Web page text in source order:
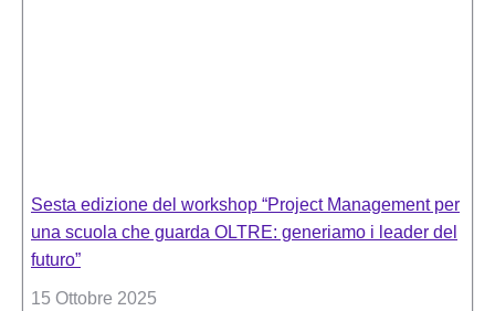
Sesta edizione del workshop “Project Management per
una scuola che guarda OLTRE: generiamo i leader del
futuro”
15 Ottobre 2025